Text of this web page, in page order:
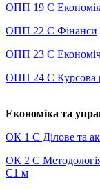
ОПП 19 С Економіка
ОПП 22 С Фінанси
ОПП 23 С
ОПП 24 С Курсова
Економіка та
ОК 1 С Ділове та
ОК 2 С Методологія
С1 м